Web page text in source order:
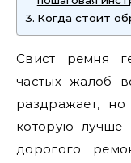
Когда стоит
Свист ремня
частых жалоб
раздражает,
которую лучше
дорогого